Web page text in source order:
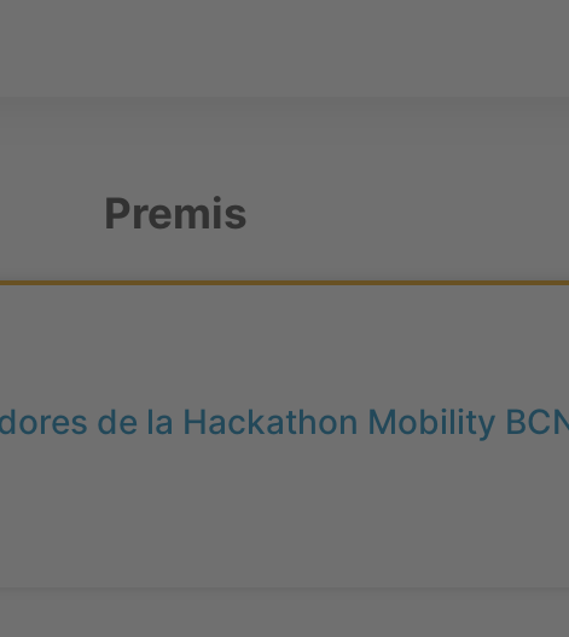
Premis
de la Hackathon Mobility